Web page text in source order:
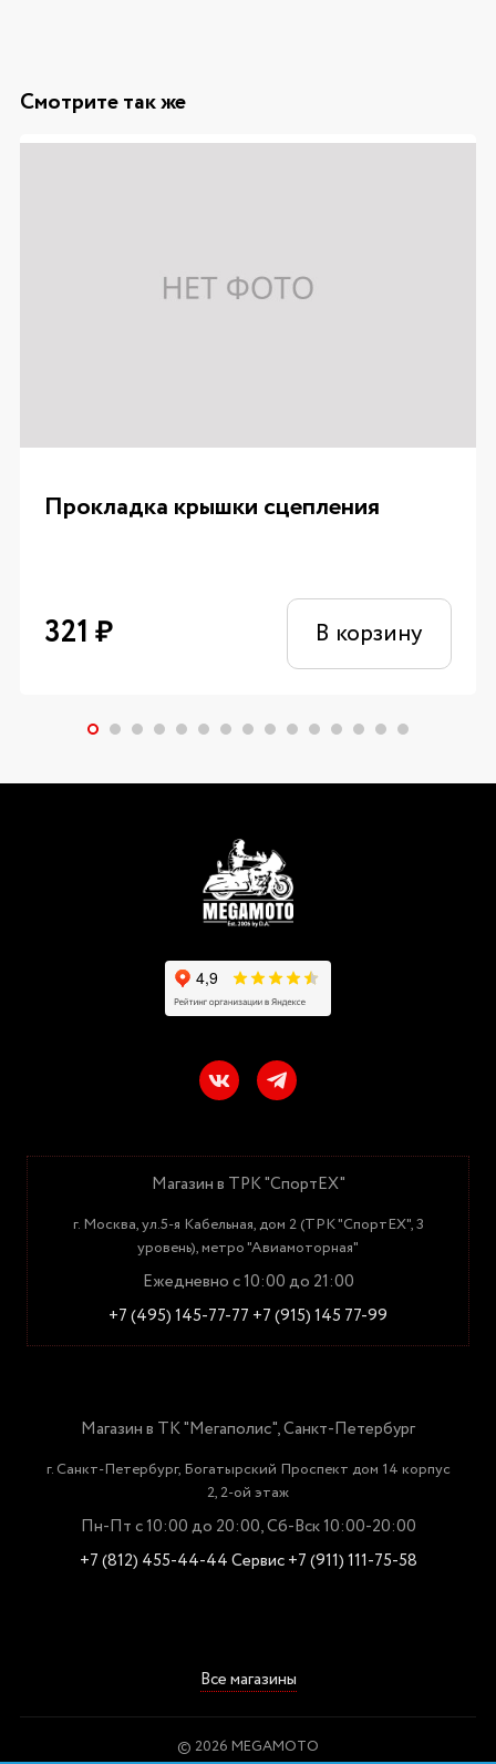
Смотрите так же
Прокладка крышки сцепления
321 ₽ В корзину
Магазин в ТРК "СпортЕХ"
г. Москва, ул.5-я Кабельная, дом 2 (ТРК "СпортЕХ", 3
уровень), метро "Авиамоторная"
Ежедневно с 10:00 до 21:00
+7 (495) 145-77-77 +7 (915) 145 77-99
Магазин в ТК "Мегаполис", Санкт-Петербург
г. Санкт-Петербург, Богатырский Проспект дом 14 корпус
2, 2-ой этаж
Пн-Пт с 10:00 до 20:00, Сб-Вск 10:00-20:00
+7 (812) 455-44-44Сервис +7 (911) 111-75-58
Все магазины
© 2026 MEGAMOTO